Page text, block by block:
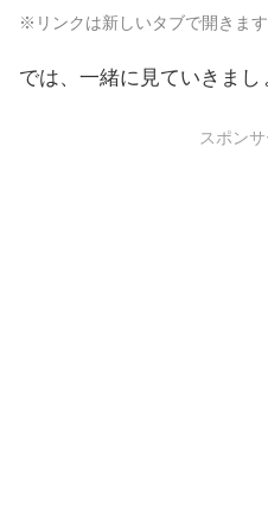
※リンクは新しいタブで開きます
では、一緒に見ていきまし
スポン